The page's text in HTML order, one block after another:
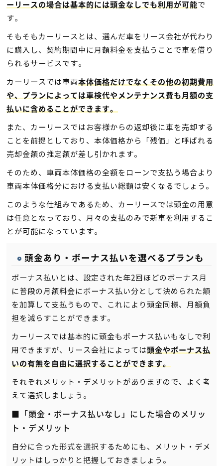
ーリースの場合は基本的には頭金なしでも利用が可能で
す。
そもそもカーリースとは、選んだ車をリース会社が代わり
に購入し、契約期間中に月額料金を支払うことで車を借り
られるサービスです。
カーリースでは車両本体価格だけでなくその他の初期費用
や、プランによっては車検代やメンテナンス費も月額の支
払いに含めることができます。
また、カーリースではお客様からの返却後に車を売却する
ことを前提としており、本体価格から「残価」と呼ばれる
売却金額の推定額が差し引かれます。
そのため、車両本体価格の全額をローンで支払う場合より
車両本体価格分における支払い総額は安くなるでしょう。
このような仕組みであるため、カーリースでは頭金の用意
は任意となっており、月々の支払のみで新車を利用するこ
とが可能になっています。
頭金あり・ボーナス払いを選べるプランも
ボーナス払いとは、設定された年2回ほどのボーナス月
に普段の月額料金にボーナス払い分として決められた額
を加算して支払うもので、これにより頭金同様、月額負
担を減らすことができます。
カーリースでは基本的に頭金もボーナス払いもなしで利
用できますが、リース会社によっては頭金やボーナス払
いの有無を自由に選択することができます。
それぞれメリット・デメリットがありますので、よく考
えて選択しましょう。
■「頭金・ボーナス払いなし」にした場合のメリッ
ト・デメリット
自分に合った形式を選択するためにも、メリット・デメ
リットはしっかりと把握しておきましょう。